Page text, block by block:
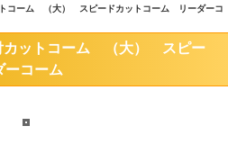
ーム （大） スピードカットコーム リーダーコ
ットコーム （大） スピー
ーコーム